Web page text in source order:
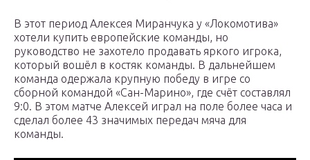
В этот период Алексея Миранчука у «Локомотива»
хотели купить европейские команды, но
руководство не захотело продавать яркого игрока,
который вошёл в костяк команды. В дальнейшем
команда одержала крупную победу в игре со
сборной командой «Сан-Марино», где счёт составлял
9:0. В этом матче Алексей играл на поле более часа и
сделал более 43 значимых передач мяча для
команды.